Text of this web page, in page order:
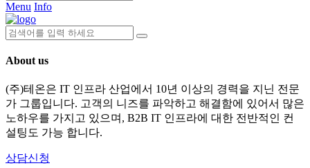
Menu Info
About us
(주)테온은 IT 인프라 산업에서 10년 이상의 경력을 지닌 전문
가 그룹입니다. 고객의 니즈를 파악하고 해결함에 있어서 많은
노하우를 가지고 있으며, B2B IT 인프라에 대한 전반적인 컨
설팅도 가능 합니다.
상담신청